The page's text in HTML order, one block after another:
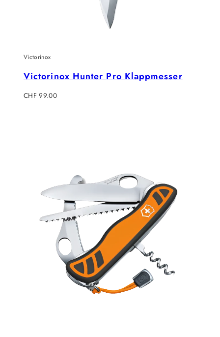
Victorinox
Victorinox Hunter Pro Klappmesser
Regulärer
CHF 99.00